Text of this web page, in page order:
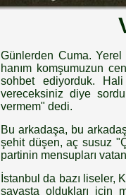
Günlerden Cuma.
hanım komşumuzun
sohbet ediyorduk.
vereceksiniz diye
vermem" dedi.
Bu arkadaşa, bu
şehit düşen, aç susuz
partinin mensupları
İstanbul da bazı liseler,
savaşta oldukları için